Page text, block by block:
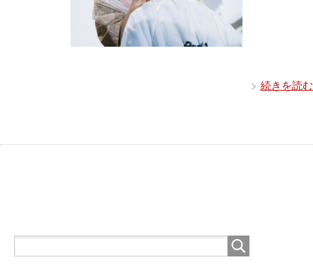
続きを読む